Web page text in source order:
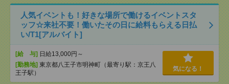
人気イベントも！好きな場所で働けるイベントスタ
ッフ☆来社不要！働いたその日に給料もらえる日払
い/T1[アルバイト]
[給 与] 日給13,000円～
[勤務地] 東京都八王子市明神町（最寄り駅：京王八
王子駅）
気になる！